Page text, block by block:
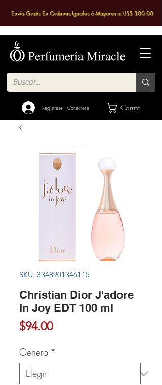
Regístrese | Conéctese Carrito
Envío Gratis En Ordenes Iguales ó Mayores a US$ 300.00
SKU: 3348901346115
Christian Dior J'adore
In Joy EDT 100 ml
$94.00Precio
Genero *